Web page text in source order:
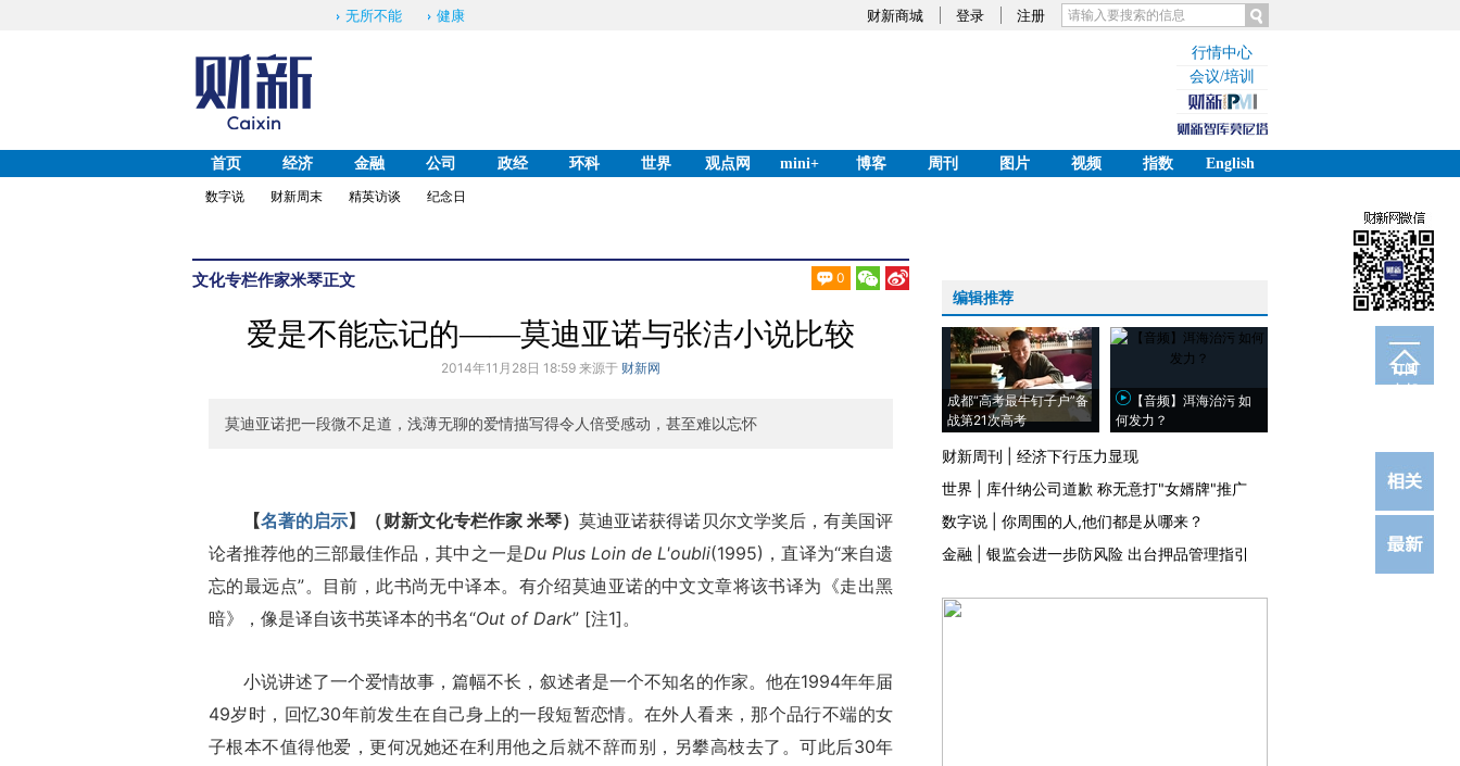
财新商城 登录 注册
无所不能 健康
行情中心
会议/培训
首页 经济 金融 公司 政经 环科 世界 观点网 mini+ 博客 周刊 图片 视频 指数
English
数字说
财新周末 精英访谈 纪念日
文化专栏作家米琴正文 0
订阅
电邮
爱是不能忘记的——莫迪亚诺与张洁小说比较
2014年11月28日 18:59 来源于 财新网
莫迪亚诺把一段微不足道，浅薄无聊的爱情描写得令人倍受感动，甚至难以忘怀
【名著的启示】（财新文化专栏作家 米琴）莫迪亚诺获得诺贝尔文学奖后，有美国评
论者推荐他的三部最佳作品，其中之一是Du Plus Loin de L'oubli(1995)，直译为“来自遗
忘的最远点”。目前，此书尚无中译本。有介绍莫迪亚诺的中文文章将该书译为《走出黑
暗》，像是译自该书英译本的书名“Out of Dark” [注1]。
小说讲述了一个爱情故事，篇幅不长，叙述者是一个不知名的作家。他在1994年年届
49岁时，回忆30年前发生在自己身上的一段短暂恋情。在外人看来，那个品行不端的女
子根本不值得他爱，更何况她还在利用他之后就不辞而别，另攀高枝去了。可此后30年
编辑推荐
成都“高考最牛钉子户”备
战第21次高考
【音频】洱海治污 如
何发力？
财新周刊
经济下行压力显现
世界
库什纳公司道歉 称无意打"女婿牌"推广
数字说
你周围的人,他们都是从哪来？
金融
银监会进一步防风险 出台押品管理指引